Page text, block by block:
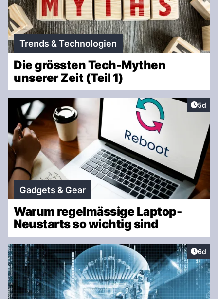
Trends & Technologien
Die grössten Tech-Mythen
unserer Zeit (Teil 1)
5d
Gadgets & Gear
Warum regelmässige Laptop-
Neustarts so wichtig sind
6d